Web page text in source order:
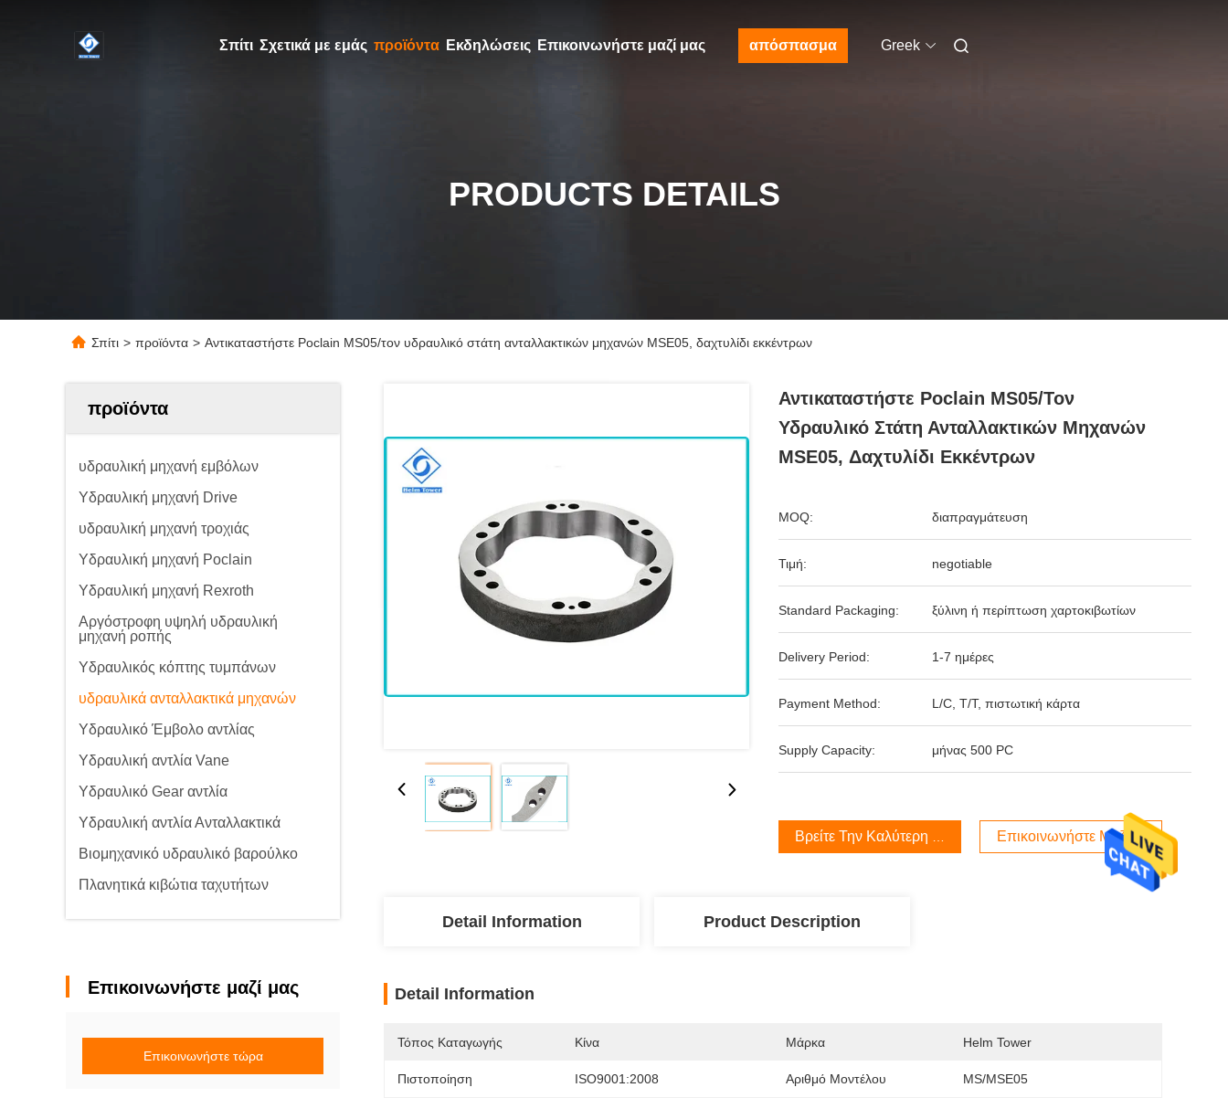
Σπίτι Σχετικά με εμάς προϊόντα Εκδηλώσεις Επικοινωνήστε μαζί μας απόσπασμα Greek
PRODUCTS DETAILS
Σπίτι > προϊόντα > Αντικαταστήστε Poclain MS05/τον υδραυλικό στάτη ανταλλακτικών μηχανών MSE05, δαχτυλίδι εκκέντρων
προϊόντα
υδραυλική μηχανή εμβόλων
Υδραυλική μηχανή Drive
υδραυλική μηχανή τροχιάς
Υδραυλική μηχανή Poclain
Υδραυλική μηχανή Rexroth
Αργόστροφη υψηλή υδραυλική
μηχανή ροπής
Υδραυλικός κόπτης τυμπάνων
υδραυλικά ανταλλακτικά μηχανών
Υδραυλικό Έμβολο αντλίας
Υδραυλική αντλία Vane
Υδραυλικό Gear αντλία
Υδραυλική αντλία Ανταλλακτικά
Βιομηχανικό υδραυλικό βαρούλκο
Πλανητικά κιβώτια ταχυτήτων
Επικοινωνήστε μαζί μας
Επικοινωνήστε τώρα
Αντικαταστήστε Poclain MS05/τον
Υδραυλικό Στάτη Ανταλλακτικών Μηχανών
MSE05, Δαχτυλίδι Εκκέντρων
MOQ: διαπραγμάτευση
Τιμή: negotiable
Standard Packaging: ξύλινη ή περίπτωση χαρτοκιβωτίων
Delivery Period: 1-7 ημέρες
Payment Method: L/C, T/T, πιστωτική κάρτα
Supply Capacity: μήνας 500 PC
Βρείτε Την Καλύτερη Τιμή Επικοινωνήστε Μαζί Μας
Detail Information Product Description
Detail Information
Τόπος Καταγωγής Κίνα Μάρκα Helm Tower
Πιστοποίηση ISO9001:2008 Αριθμό Μοντέλου MS/MSE05